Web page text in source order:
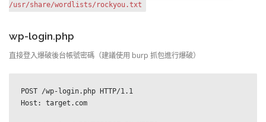
/usr/share/wordlists/rockyou.txt
wp-login.php
直接登入爆破後台帳號密碼（建議使用 burp 抓包進行爆破）
POST /wp-login.php HTTP/1.1
Host: target.com